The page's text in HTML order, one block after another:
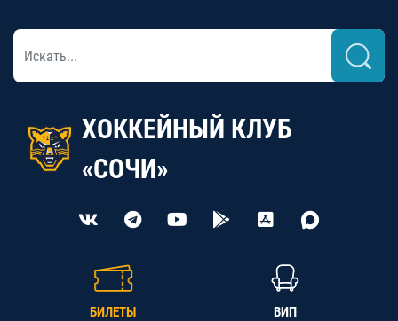
ХОККЕЙНЫЙ КЛУБ
«СОЧИ»
БИЛЕТЫ ВИП